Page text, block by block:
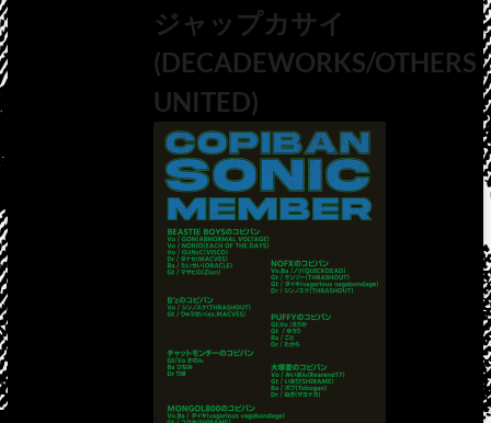
ジャップカサイ
(DECADEWORKS/OTHERS
UNITED)